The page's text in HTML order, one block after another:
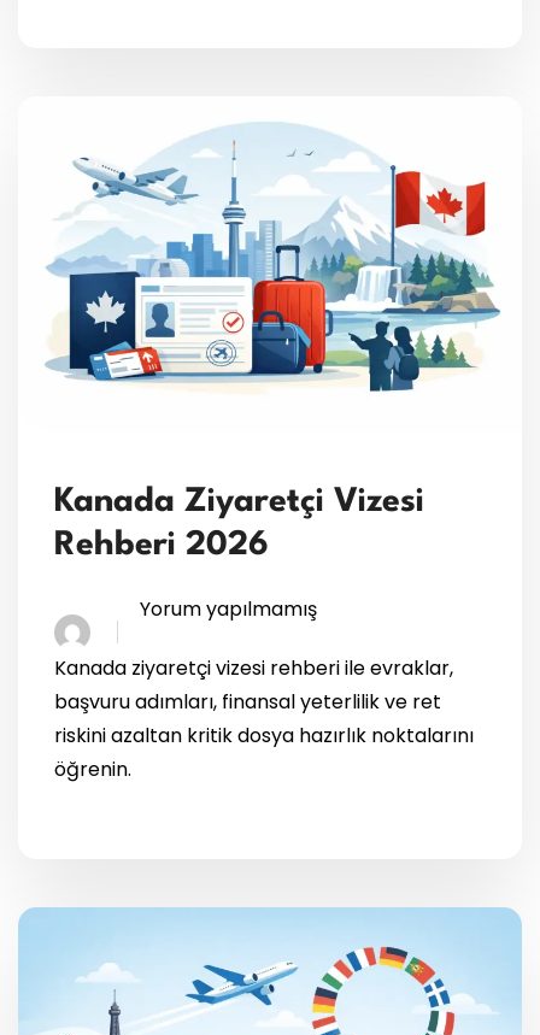
Kanada Ziyaretçi Vizesi
Rehberi 2026
Yorum yapılmamış
Kanada ziyaretçi vizesi rehberi ile evraklar,
başvuru adımları, finansal yeterlilik ve ret
riskini azaltan kritik dosya hazırlık noktalarını
öğrenin.